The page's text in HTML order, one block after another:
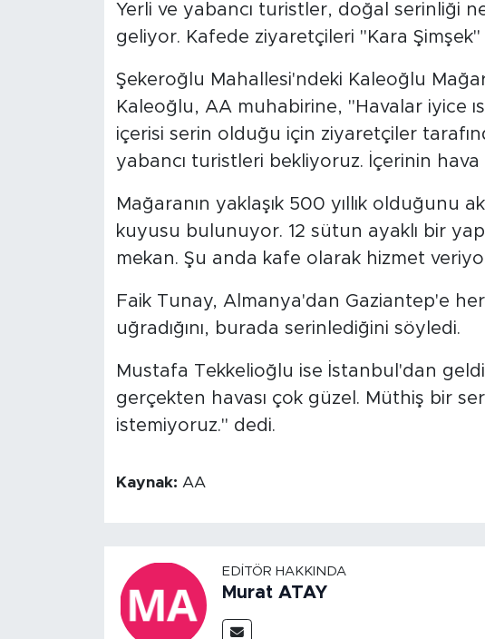
Yerli ve yabancı turistler, doğal serinliği
geliyor. Kafede ziyaretçileri "Kara Şimşek"
Şekeroğlu Mahallesi'ndeki Kaleoğlu
Kaleoğlu, AA muhabirine, "Havalar iyice
içerisi serin olduğu için ziyaretçiler
yabancı turistleri bekliyoruz. İçerinin hava
Mağaranın yaklaşık 500 yıllık olduğunu
kuyusu bulunuyor. 12 sütun ayaklı bir
mekan. Şu anda kafe olarak hizmet
Faik Tunay, Almanya'dan Gaziantep'e
uğradığını, burada serinlediğini söyledi.
Mustafa Tekkelioğlu ise İstanbul'dan
gerçekten havası çok güzel. Müthiş bir
istemiyoruz." dedi.
Kaynak: AA
EDITÖR HAKKINDA
Murat ATAY